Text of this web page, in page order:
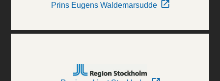
Prins Eugens Waldemarsudde